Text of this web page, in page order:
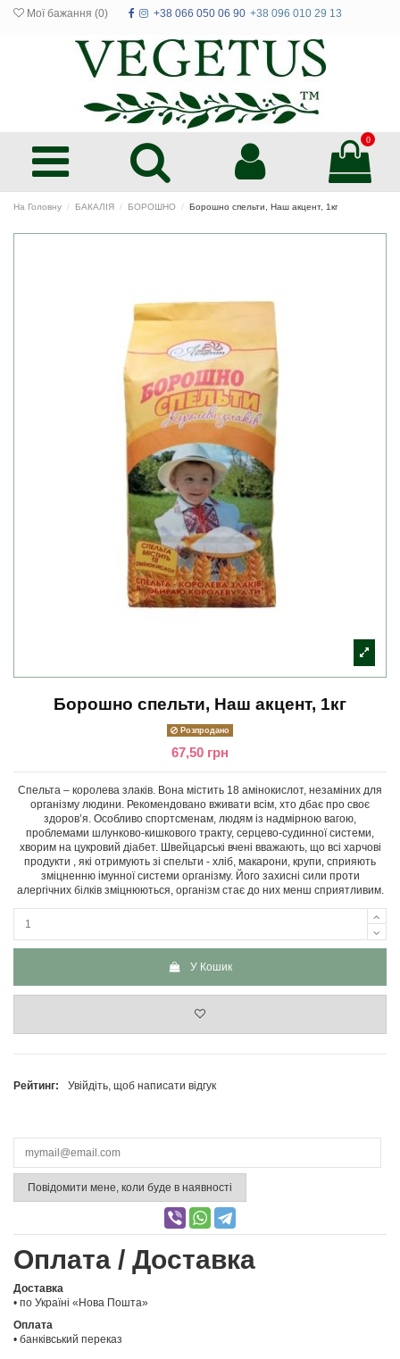
Мої бажання (0) +38 066 050 06 90 +38 096 010 29 13
0
На Головну БАКАЛІЯ БОРОШНО Борошно спельти, Наш акцент, 1кг
Борошно спельти, Наш акцент, 1кг
Розпродано
67,50 грн
Спельта – королева злаків. Вона містить 18 амінокислот, незаміних для
організму людини. Рекомендовано вживати всім, хто дбає про своє
здоров’я. Особливо спортсменам, людям із надмірною вагою,
проблемами шлунково-кишкового тракту, серцево-судинної системи,
хворим на цукровий діабет. Швейцарські вчені вважають, що всі харчові
продукти , які отримують зі спельти - хліб, макарони, крупи, сприяють
зміцненню імунної системи організму. Його захисні сили проти
алергічних білків зміцнюються, організм стає до них менш сприятливим.
У Кошик
Рейтинг: Увійдіть, щоб написати відгук
Повідомити мене, коли буде в наявності
Оплата / Доставка
Доставка
• по Україні «Нова Пошта»
Оплата
• банківський переказ